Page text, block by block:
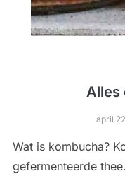
Alles
april
Wat is kombucha?
gefermenteerde